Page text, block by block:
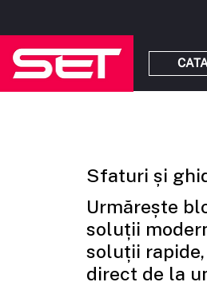
Sfaturi și
Urmărește
soluții
soluții
direct de la